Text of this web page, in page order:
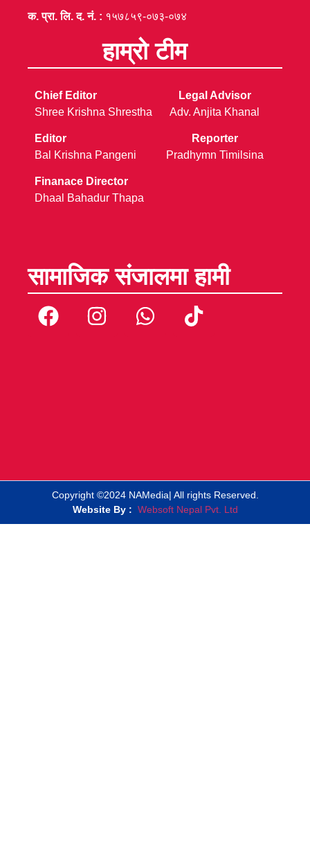
क. प्रा. लि. द. नं. : १५७८५९-०७३-०७४
हाम्रो टीम
Chief Editor
Shree Krishna Shrestha
Editor
Bal Krishna Pangeni
Finanace Director
Dhaal Bahadur Thapa
Legal Advisor
Adv. Anjita Khanal
Reporter
Pradhymn Timilsina
सामाजिक संजालमा हामी
Copyright ©2024 NAMedia| All rights Reserved.
Website By : Websoft Nepal Pvt. Ltd